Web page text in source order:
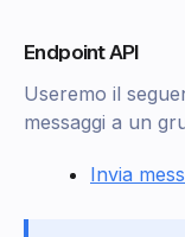
Endpoint API
Useremo il
messaggi a un
Invia